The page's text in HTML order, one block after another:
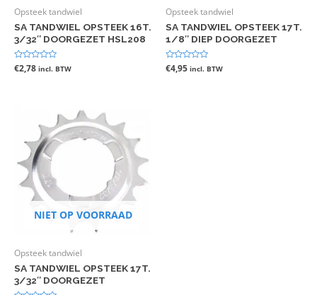
Opsteek tandwiel
SA TANDWIEL OPSTEEK 16T.
3/32″ DOORGEZET HSL208
Gewaardeerd
0
€2,78 incl. BTW
Opsteek tandwiel
SA TANDWIEL OPSTEEK 17T.
1/8″ DIEP DOORGEZET
Gewaardeerd
0
€4,95 incl. BTW
NIET OP VOORRAAD
Opsteek tandwiel
SA TANDWIEL OPSTEEK 17T.
3/32″ DOORGEZET